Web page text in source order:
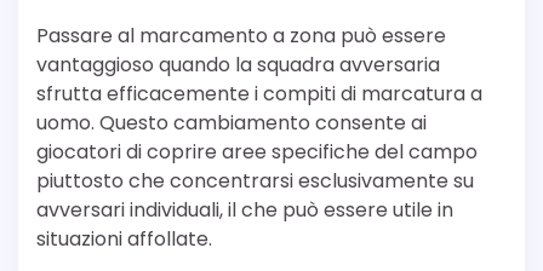
Passare al marcamento a zona può essere
vantaggioso quando la squadra avversaria
sfrutta efficacemente i compiti di marcatura a
uomo. Questo cambiamento consente ai
giocatori di coprire aree specifiche del campo
piuttosto che concentrarsi esclusivamente su
avversari individuali, il che può essere utile in
situazioni affollate.